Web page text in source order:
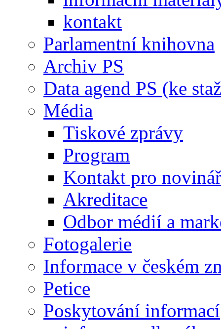
kontakt
Parlamentní knihovna
Archiv PS
Data agend PS (ke
Média
Tiskové zprávy
Program
Kontakt pro
Akreditace
Odbor médií a
Fotogalerie
Informace v českém
Petice
Poskytování informací